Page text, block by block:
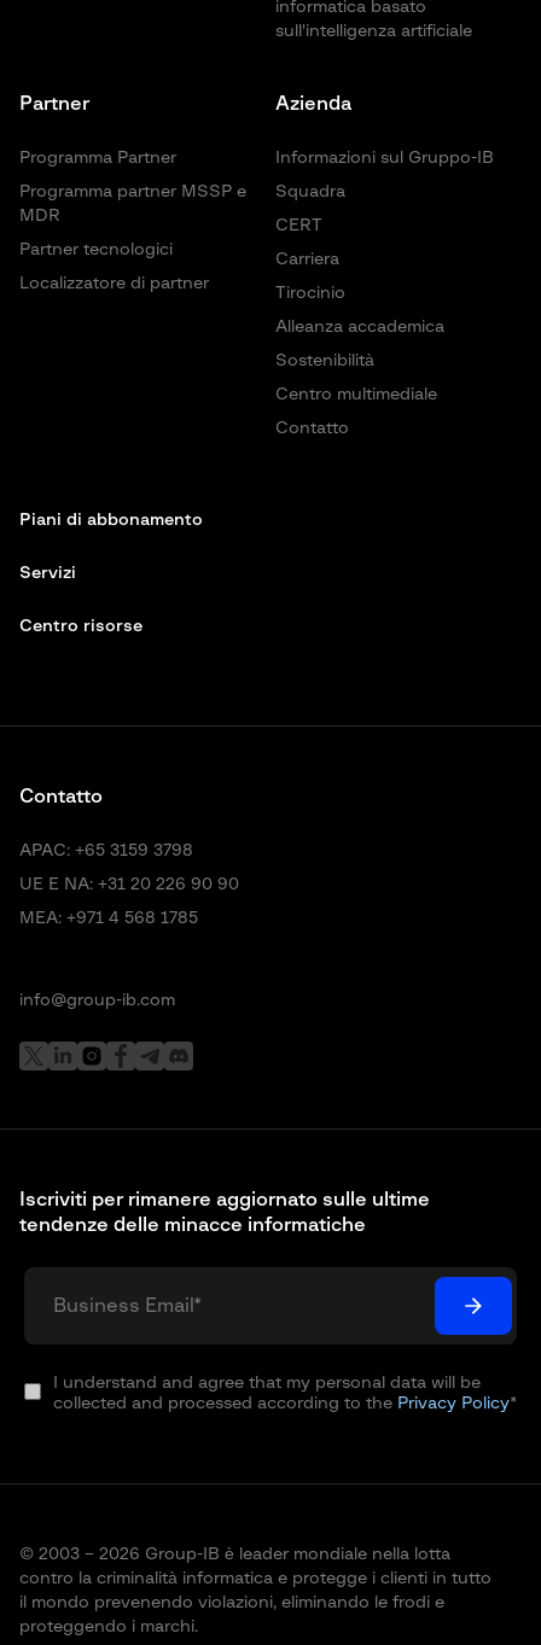
informatica basato
sull'intelligenza artificiale
Partner
Programma Partner
Programma partner MSSP e
MDR
Partner tecnologici
Localizzatore di partner
Azienda
Informazioni sul Gruppo-IB
Squadra
CERT
Carriera
Tirocinio
Alleanza accademica
Sostenibilità
Centro multimediale
Contatto
Piani di abbonamento
Servizi
Centro risorse
Iscriviti per rimanere aggiornato sulle ultime
tendenze delle minacce informatiche
I understand and agree that my personal data will be
collected and processed according to the Privacy Policy*
Contatto
APAC: +65 3159 3798
UE E NA: +31 20 226 90 90
MEA: +971 4 568 1785
info@group-ib.com
© 2003 – 2026 Group-IB è leader mondiale nella lotta
contro la criminalità informatica e protegge i clienti in tutto
il mondo prevenendo violazioni, eliminando le frodi e
proteggendo i marchi.